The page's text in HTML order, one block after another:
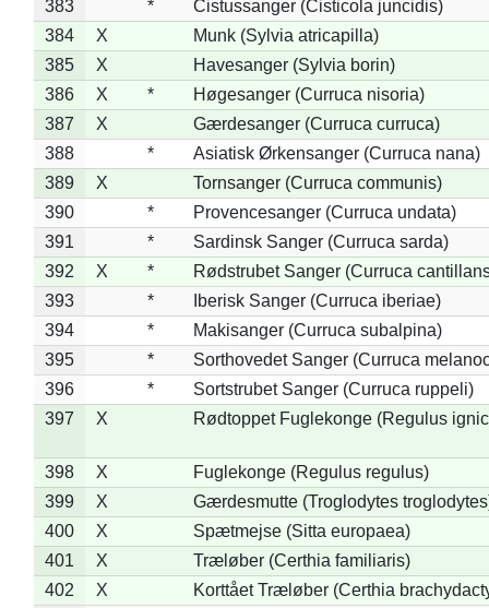
383
*
Cistussanger (Cisticola juncidis)
384
X
Munk (Sylvia atricapilla)
385
X
Havesanger (Sylvia borin)
386
X *
Høgesanger (Curruca nisoria)
387
X
Gærdesanger (Curruca curruca)
388
*
Asiatisk Ørkensanger (Curruca nana)
389
X
Tornsanger (Curruca communis)
390
*
Provencesanger (Curruca undata)
391
*
Sardinsk Sanger (Curruca sarda)
392
X *
Rødstrubet Sanger (Curruca
393
*
Iberisk Sanger (Curruca iberiae)
394
*
Makisanger (Curruca subalpina)
395
*
Sorthovedet Sanger (Curruca
396
*
Sortstrubet Sanger (Curruca ruppeli)
397
X Rødtoppet Fuglekonge (Regulus
398 X
Fuglekonge (Regulus regulus)
399
X
Gærdesmutte (Troglodytes
400
X
Spætmejse (Sitta europaea)
401
X
Træløber (Certhia familiaris)
402
X
Korttået Træløber (Certhia